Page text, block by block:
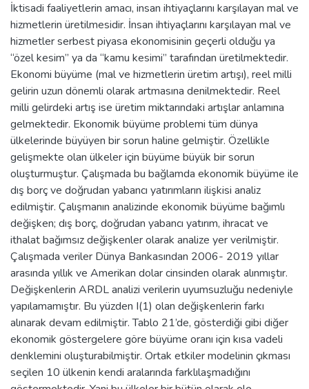
İktisadi faaliyetlerin amacı, insan ihtiyaçlarını karşılayan mal ve
hizmetlerin üretilmesidir. İnsan ihtiyaçlarını karşılayan mal ve
hizmetler serbest piyasa ekonomisinin geçerli olduğu ya
“özel kesim” ya da “kamu kesimi” tarafından üretilmektedir.
Ekonomi büyüme (mal ve hizmetlerin üretim artışı), reel milli
gelirin uzun dönemli olarak artmasına denilmektedir. Reel
milli gelirdeki artış ise üretim miktarındaki artışlar anlamına
gelmektedir. Ekonomik büyüme problemi tüm dünya
ülkelerinde büyüyen bir sorun haline gelmiştir. Özellikle
gelişmekte olan ülkeler için büyüme büyük bir sorun
oluşturmuştur. Çalışmada bu bağlamda ekonomik büyüme ile
dış borç ve doğrudan yabancı yatırımların ilişkisi analiz
edilmiştir. Çalışmanın analizinde ekonomik büyüme bağımlı
değişken; dış borç, doğrudan yabancı yatırım, ihracat ve
ithalat bağımsız değişkenler olarak analize yer verilmiştir.
Çalışmada veriler Dünya Bankasından 2006- 2019 yıllar
arasında yıllık ve Amerikan dolar cinsinden olarak alınmıştır.
Değişkenlerin ARDL analizi verilerin uyumsuzluğu nedeniyle
yapılamamıştır. Bu yüzden I(1) olan değişkenlerin farkı
alınarak devam edilmiştir. Tablo 21’de, gösterdiği gibi diğer
ekonomik göstergelere göre büyüme oranı için kısa vadeli
denklemini oluşturabilmiştir. Ortak etkiler modelinin çıkması
seçilen 10 ülkenin kendi aralarında farklılaşmadığını